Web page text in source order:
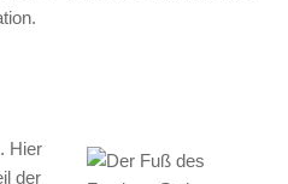
. Hier
der